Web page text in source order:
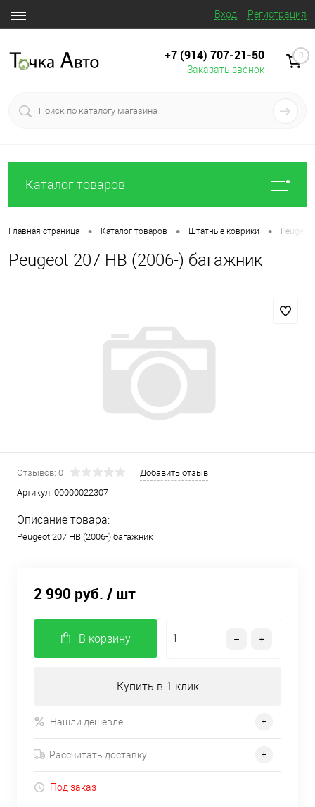
Вход Регистрация
+7 (914) 707‒21‒50
Заказать звонок
0
Каталог товаров
Главная страница • Каталог товаров • Штатные коврики • Peugeot
Peugeot 207 HB (2006-) багажник
Отзывов: 0
Добавить отзыв
Артикул: 00000022307
Описание товара:
Peugeot 207 HB (2006-) багажник
2 990 руб. / шт
В корзину
Купить в 1 клик
Нашли дешевле
Рассчитать доставку
Под заказ